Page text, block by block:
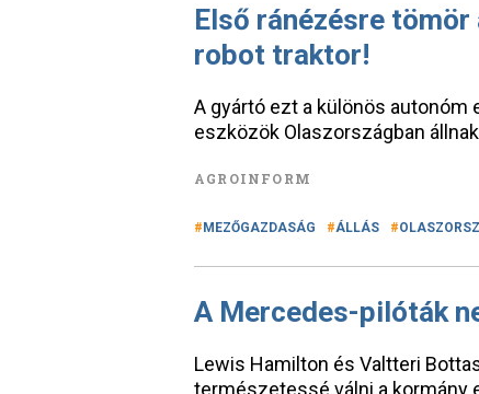
Első ránézésre
robot traktor!
A gyártó ezt a különös
eszközök Olaszországban
AGROINFORM
MEZŐGAZDASÁG ÁLLÁS
A Mercedes-pilóták
Lewis Hamilton és Valtteri
természetessé válni a kormány